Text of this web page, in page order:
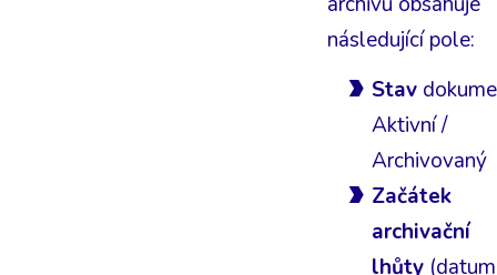
následující pole:
Stav
Aktivní /
Archivovaný
Začátek
archivační
lhůty (datum